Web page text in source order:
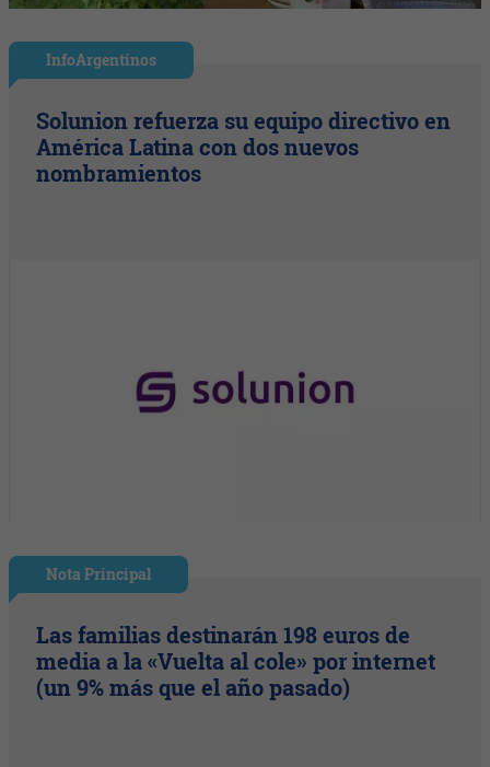
InfoArgentinos
Solunion refuerza su equipo directivo en
América Latina con dos nuevos
nombramientos
Nota Principal
Las familias destinarán 198 euros de
media a la «Vuelta al cole» por internet
(un 9% más que el año pasado)